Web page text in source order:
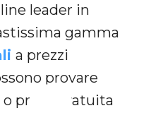
leader in
gamma
a prezzi
provare
prova gratuita